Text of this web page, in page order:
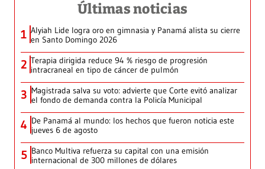
Últimas noticias
1 Alyiah Lide logra oro en gimnasia y Panamá alista su cierre
en Santo Domingo 2026
2 Terapia dirigida reduce 94 % riesgo de progresión
intracraneal en tipo de cáncer de pulmón
3 Magistrada salva su voto: advierte que Corte evitó analizar
el fondo de demanda contra la Policía Municipal
4 De Panamá al mundo: los hechos que fueron noticia este
jueves 6 de agosto
5 Banco Multiva refuerza su capital con una emisión
internacional de 300 millones de dólares